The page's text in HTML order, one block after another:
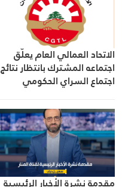
الاتحاد العمالي العام يعلّق
اجتماعه المشترك بانتظار نتائج
اجتماع السراي الحكومي
مقدمة نشرة الأخبار الرئيسية